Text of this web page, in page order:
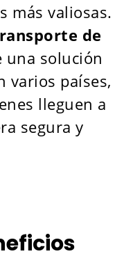
más valiosas.
de
una solución
varios países,
lleguen a
segura y